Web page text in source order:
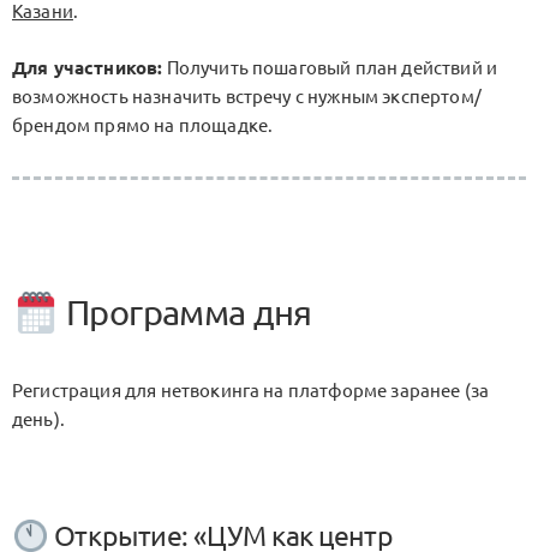
Казани.
Для участников: Получить пошаговый план действий и
возможность назначить встречу с нужным экспертом/
брендом прямо на площадке.
Программа дня
Регистрация для нетвокинга на платформе заранее (за
день).
Открытие: «ЦУМ как центр